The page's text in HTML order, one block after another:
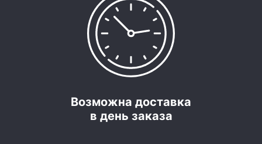
Возможна доставка
в день заказа